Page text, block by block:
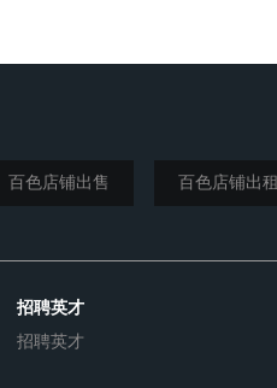
百色店铺出售 百色店铺出租
招聘英才
招聘英才